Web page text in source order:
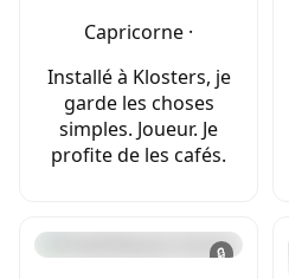
Capricorne ·
Installé à Klosters, je
garde les choses
simples. Joueur. Je
profite de les cafés.
🔒